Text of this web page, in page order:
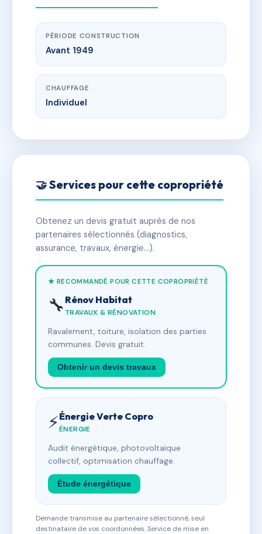
PÉRIODE CONSTRUCTION
Avant 1949
CHAUFFAGE
Individuel
🤝 Services pour cette copropriété
Obtenez un devis gratuit auprès de nos
partenaires sélectionnés (diagnostics,
assurance, travaux, énergie…).
★ RECOMMANDÉ POUR CETTE COPROPRIÉTÉ
🔧 Rénov Habitat
TRAVAUX & RÉNOVATION
Ravalement, toiture, isolation des parties
communes. Devis gratuit.
Obtenir un devis travaux
⚡Énergie Verte Copro
ÉNERGIE
Audit énergétique, photovoltaïque
collectif, optimisation chauffage.
Étude énergétique
Demande transmise au partenaire sélectionné, seul
destinataire de vos coordonnées. Service de mise en